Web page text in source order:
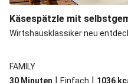
Käsespätzle mit
Wirtshausklassiker neu
FAMILY
30 Minuten | Einfach | 1036